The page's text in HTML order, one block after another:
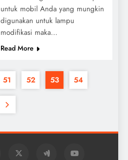
untuk mobil Anda yang mungkin
digunakan untuk lampu
modifikasi maka…
Read More
51 52 53 54